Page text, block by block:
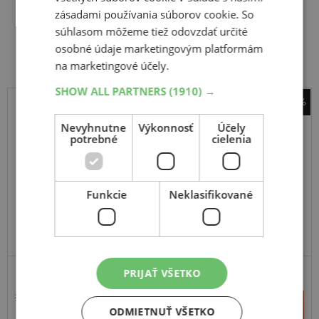
Súvisiace produkty
-44%
Kenda
K538 Executioner
-12
205,66 €
+
zásadami používania súborov cookie. So
súhlasom môžeme tiež odovzdať určité
osobné údaje marketingovým platformám
na marketingové účely.
SHOW ALL PARTNERS(1910) →
Nevyhnutne
potrebné
Výkonnosť
Účely
cielenia
Funkcie Neklasifikované
PRIJAŤ VŠETKO
ODMIETNUŤ VŠETKO